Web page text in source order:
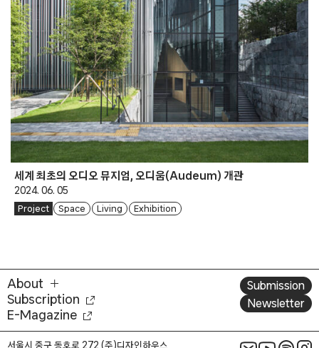
세계 최초의 오디오 뮤지엄, 오디움(Audeum) 개관
2024. 06. 05
Project Space Living Exhibition
About
Subscription
E-Magazine
Submission
Newsletter
서울시 중구 동호로 272 (주)디자인하우스